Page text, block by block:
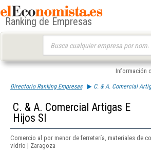
Ranking de Empresas
Información
Directorio Ranking Empresas C. & A. Comercial
C. & A. Comercial Artigas E
Hijos Sl
Comercio al por menor de ferretería, materiales de
vidrio | Zaragoza